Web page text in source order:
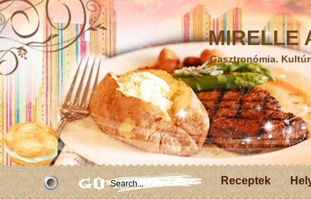
MIRELLE
Gasztronómia.
Receptek